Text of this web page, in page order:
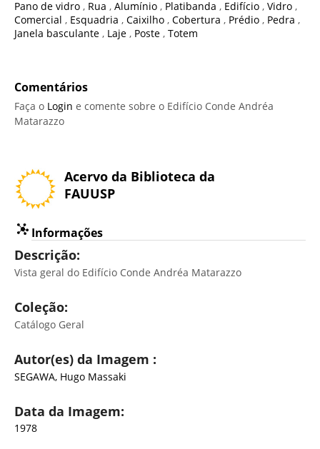
Pano de vidro , Rua , Alumínio , Platibanda , Edifício , Vidro ,
Comercial , Esquadria , Caixilho , Cobertura , Prédio , Pedra ,
Janela basculante , Laje , Poste , Totem
Comentários
Faça o Login e comente sobre o Edifício Conde Andréa
Matarazzo
Acervo da Biblioteca da
FAUUSP
Informações
Descrição:
Vista geral do Edifício Conde Andréa Matarazzo
Coleção:
Catálogo Geral
Autor(es) da Imagem :
SEGAWA, Hugo Massaki
Data da Imagem:
1978